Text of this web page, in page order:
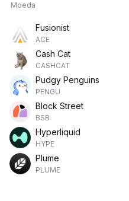
Moeda
Fusionist
ACE
Cash Cat
CASHCAT
Pudgy Penguins
PENGU
Block Street
BSB
Hyperliquid
HYPE
Plume
PLUME